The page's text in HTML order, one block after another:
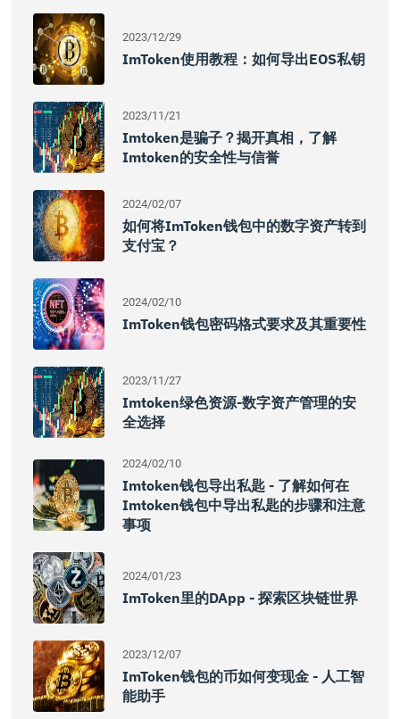
2023/12/29
ImToken使用教程：如何导出EOS私钥
2023/11/21
Imtoken是骗子？揭开真相，了解
Imtoken的安全性与信誉
2024/02/07
如何将imToken钱包中的数字资产转到
支付宝？
2024/02/10
ImToken钱包密码格式要求及其重要性
2023/11/27
Imtoken绿色资源-数字资产管理的安
全选择
2024/02/10
Imtoken钱包导出私匙 - 了解如何在
Imtoken钱包中导出私匙的步骤和注意
事项
2024/01/23
ImToken里的DApp - 探索区块链世界
2023/12/07
ImToken钱包的币如何变现金 - 人工智
能助手